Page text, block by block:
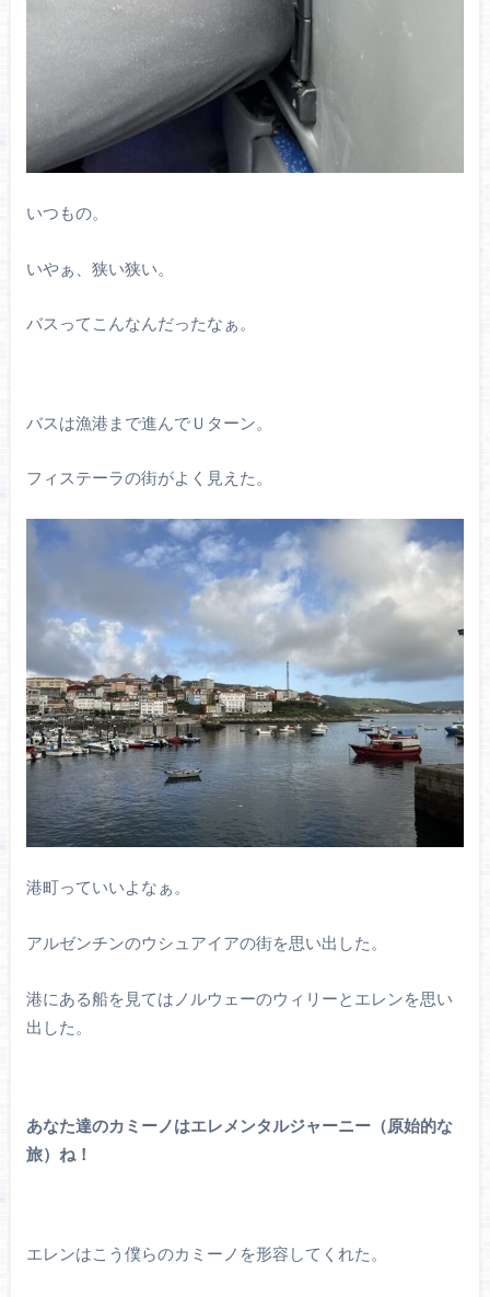
いつもの。
いやぁ、狭い狭い。
バスってこんなんだったなぁ。
バスは漁港まで進んでＵターン。
フィステーラの街がよく見えた。
港町っていいよなぁ。
アルゼンチンのウシュアイアの街を思い出した。
港にある船を見てはノルウェーのウィリーとエレンを思い
出した。
あなた達のカミーノはエレメンタルジャーニー（原始的な
旅）ね！
エレンはこう僕らのカミーノを形容してくれた。